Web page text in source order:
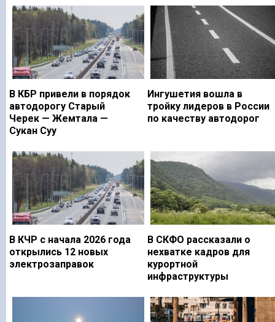
В КБР привели в порядок
автодорогу Старый
Черек — Жемтала —
Сукан Суу
Ингушетия вошла в
тройку лидеров в России
по качеству автодорог
В КЧР с начала 2026 года
открылись 12 новых
электрозаправок
В СКФО рассказали о
нехватке кадров для
курортной
инфраструктуры